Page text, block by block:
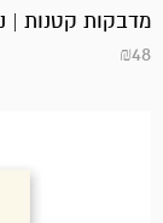
מדבקות קטנות |
₪48